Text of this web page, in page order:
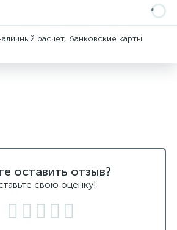
расчет, банковские карты
оставить отзыв?
свою оценку!